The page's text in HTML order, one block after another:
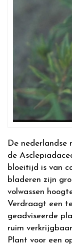
De nederlandse
de
bloeitijd is van
bladeren zijn
volwassen
Verdraagt een
geadviseerde
ruim
Plant voor een